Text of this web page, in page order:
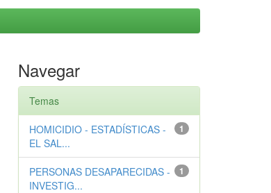
Navegar
Temas
1
HOMICIDIO - ESTADÍSTICAS -
EL SAL...
1
PERSONAS DESAPARECIDAS -
INVESTIG...